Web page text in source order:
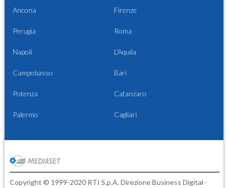
Ancona Firenze
Perugia Roma
Napoli L'Aquila
Campobasso Bari
Potenza Catanzaro
Palermo Cagliari
Copyright © 1999-2020 RTI S.p.A. Direzione Business Digital -